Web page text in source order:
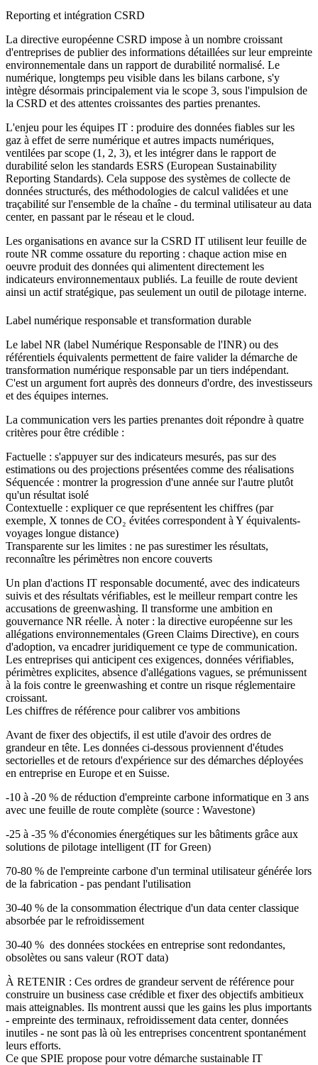
Reporting et intégration CSRD
La directive européenne CSRD impose à un nombre croissant
d'entreprises de publier des informations détaillées sur leur empreinte
environnementale dans un rapport de durabilité normalisé. Le
numérique, longtemps peu visible dans les bilans carbone, s'y
intègre désormais principalement via le scope 3, sous l'impulsion de
la CSRD et des attentes croissantes des parties prenantes.
L'enjeu pour les équipes IT : produire des données fiables sur les
gaz à effet de serre numérique et autres impacts numériques,
ventilées par scope (1, 2, 3), et les intégrer dans le rapport de
durabilité selon les standards ESRS (European Sustainability
Reporting Standards). Cela suppose des systèmes de collecte de
données structurés, des méthodologies de calcul validées et une
traçabilité sur l'ensemble de la chaîne - du terminal utilisateur au data
center, en passant par le réseau et le cloud.
Les organisations en avance sur la CSRD IT utilisent leur feuille de
route NR comme ossature du reporting : chaque action mise en
oeuvre produit des données qui alimentent directement les
indicateurs environnementaux publiés. La feuille de route devient
ainsi un actif stratégique, pas seulement un outil de pilotage interne.
Label numérique responsable et transformation durable
Le label NR (label Numérique Responsable de l'INR) ou des
référentiels équivalents permettent de faire valider la démarche de
transformation numérique responsable par un tiers indépendant.
C'est un argument fort auprès des donneurs d'ordre, des investisseurs
et des équipes internes.
La communication vers les parties prenantes doit répondre à quatre
critères pour être crédible :
Factuelle : s'appuyer sur des indicateurs mesurés, pas sur des
estimations ou des projections présentées comme des réalisations
Séquencée : montrer la progression d'une année sur l'autre plutôt
qu'un résultat isolé
Contextuelle : expliquer ce que représentent les chiffres (par
exemple, X tonnes de CO₂ évitées correspondent à Y équivalents-
voyages longue distance)
Transparente sur les limites : ne pas surestimer les résultats,
reconnaître les périmètres non encore couverts
Un plan d'actions IT responsable documenté, avec des indicateurs
suivis et des résultats vérifiables, est le meilleur rempart contre les
accusations de greenwashing. Il transforme une ambition en
gouvernance NR réelle. À noter : la directive européenne sur les
allégations environnementales (Green Claims Directive), en cours
d'adoption, va encadrer juridiquement ce type de communication.
Les entreprises qui anticipent ces exigences, données vérifiables,
périmètres explicites, absence d'allégations vagues, se prémunissent
à la fois contre le greenwashing et contre un risque réglementaire
croissant.
Les chiffres de référence pour calibrer vos ambitions
Avant de fixer des objectifs, il est utile d'avoir des ordres de
grandeur en tête. Les données ci-dessous proviennent d'études
sectorielles et de retours d'expérience sur des démarches déployées
en entreprise en Europe et en Suisse.
-10 à -20 % de réduction d'empreinte carbone informatique en 3 ans
avec une feuille de route complète (source : Wavestone)
-25 à -35 % d'économies énergétiques sur les bâtiments grâce aux
solutions de pilotage intelligent (IT for Green)
70-80 % de l'empreinte carbone d'un terminal utilisateur générée lors
de la fabrication - pas pendant l'utilisation
30-40 % de la consommation électrique d'un data center classique
absorbée par le refroidissement
30-40 % des données stockées en entreprise sont redondantes,
obsolètes ou sans valeur (ROT data)
À RETENIR : Ces ordres de grandeur servent de référence pour
construire un business case crédible et fixer des objectifs ambitieux
mais atteignables. Ils montrent aussi que les gains les plus importants
- empreinte des terminaux, refroidissement data center, données
inutiles - ne sont pas là où les entreprises concentrent spontanément
leurs efforts.
Ce que SPIE propose pour votre démarche sustainable IT